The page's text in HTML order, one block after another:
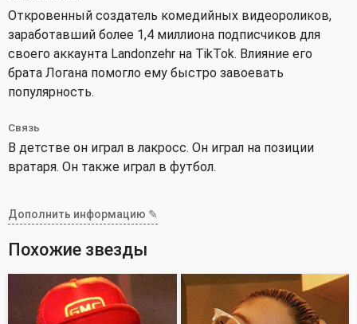
Откровенный создатель комедийных видеороликов,
заработавший более 1,4 миллиона подписчиков для
своего аккаунта Landonzehr на TikTok. Влияние его
брата Логана помогло ему быстро завоевать
популярность.
Связь
В детстве он играл в лакросс. Он играл на позиции
вратаря. Он также играл в футбол.
Дополнить информацию ✎
Похожие звезды